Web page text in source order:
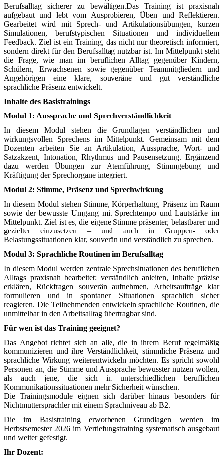
Berufsalltag sicherer zu bewältigen.Das Training ist praxisnah
aufgebaut und lebt vom Ausprobieren, Üben und Reflektieren.
Gearbeitet wird mit Sprech- und Artikulationsübungen, kurzen
Simulationen, berufstypischen Situationen und individuellem
Feedback. Ziel ist ein Training, das nicht nur theoretisch informiert,
sondern direkt für den Berufsalltag nutzbar ist. Im Mittelpunkt steht
die Frage, wie man im beruflichen Alltag gegenüber Kindern,
Schülern, Erwachsenen sowie gegenüber Teammitgliedern und
Angehörigen eine klare, souveräne und gut verständliche
sprachliche Präsenz entwickelt.
Inhalte des Basistrainings
Modul 1: Aussprache und Sprechverständlichkeit
In diesem Modul stehen die Grundlagen verständlichen und
wirkungsvollen Sprechens im Mittelpunkt. Gemeinsam mit dem
Dozenten arbeiten Sie an Artikulation, Aussprache, Wort- und
Satzakzent, Intonation, Rhythmus und Pausensetzung. Ergänzend
dazu werden Übungen zur Atemführung, Stimmgebung und
Kräftigung der Sprechorgane integriert.
Modul 2: Stimme, Präsenz und Sprechwirkung
In diesem Modul stehen Stimme, Körperhaltung, Präsenz im Raum
sowie der bewusste Umgang mit Sprechtempo und Lautstärke im
Mittelpunkt. Ziel ist es, die eigene Stimme präsenter, belastbarer und
gezielter einzusetzen – und auch in Gruppen- oder
Belastungssituationen klar, souverän und verständlich zu sprechen.
Modul 3: Sprachliche Routinen im Berufsalltag
In diesem Modul werden zentrale Sprechsituationen des beruflichen
Alltags praxisnah bearbeitet: verständlich anleiten, Inhalte präzise
erklären, Rückfragen souverän aufnehmen, Arbeitsaufträge klar
formulieren und in spontanen Situationen sprachlich sicher
reagieren. Die Teilnehmenden entwickeln sprachliche Routinen, die
unmittelbar in den Arbeitsalltag übertragbar sind.
Für wen ist das Training geeignet?
Das Angebot richtet sich an alle, die in ihrem Beruf regelmäßig
kommunizieren und ihre Verständlichkeit, stimmliche Präsenz und
sprachliche Wirkung weiterentwickeln möchten. Es spricht sowohl
Personen an, die Stimme und Aussprache bewusster nutzen wollen,
als auch jene, die sich in unterschiedlichen beruflichen
Kommunikationssituationen mehr Sicherheit wünschen.
Die Trainingsmodule eignen sich darüber hinaus besonders für
Nichtmuttersprachler mit einem Sprachniveau ab B2.
Die im Basistraining erworbenen Grundlagen werden im
Herbstsemester 2026 im Vertiefungstraining systematisch ausgebaut
und weiter gefestigt.
Ihr Dozent: